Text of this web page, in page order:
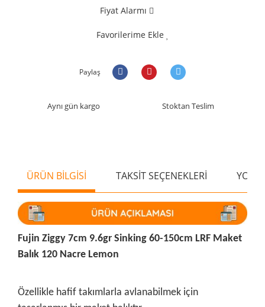
Fiyat Alarmı
Favorilerime Ekle
Paylaş
Aynı gün kargo Stoktan Teslim
ÜRÜN BİLGİSİ TAKSİT SEÇENEKLERİ
Fujin Ziggy 7cm 9.6gr Sinking 60-150cm LRF Maket
Balık 120 Nacre Lemon
Özellikle hafif takımlarla avlanabilmek için